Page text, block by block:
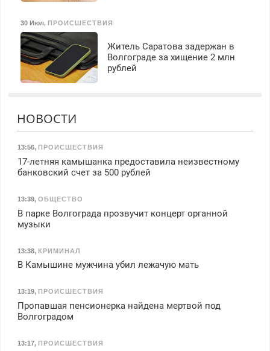
30 Июл, ПРОИСШЕСТВИЯ
Житель Саратова задержан в
Волгограде за хищение 2 млн
рублей
НОВОСТИ
13:56, ПРОИСШЕСТВИЯ
17-летняя камышанка предоставила неизвестному
банковский счет за 500 рублей
13:39, ОБЩЕСТВО
В парке Волгограда прозвучит концерт органной
музыки
13:38, КРИМИНАЛ
В Камышине мужчина убил лежачую мать
13:19, ПРОИСШЕСТВИЯ
Пропавшая пенсионерка найдена мертвой под
Волгоградом
13:17, ПРОИСШЕСТВИЯ